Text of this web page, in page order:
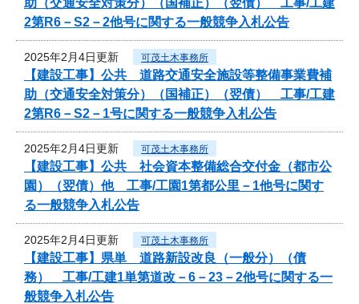
2第R6－S2－2他号に関する一般競争入札公告
2025年2月4日更新 可茂土木事務所
【建設工事】公共 道路交通安全施設等整備事業費補
助（交通安全対策分）（国補正）（翌債） 工事/工建
2第R6－S2－1号に関する一般競争入札公告
2025年2月4日更新 可茂土木事務所
【建設工事】公共 社会資本整備総合交付金（都市公
園）（翌債）他 工事/工園1第都公里－1他号に関す
る一般競争入札公告
2025年2月4日更新 可茂土木事務所
【建設工事】県単 道路新設改良（一般分）（債
務） 工事/工建1単第道改－6－23－2他号に関する一
般競争入札公告